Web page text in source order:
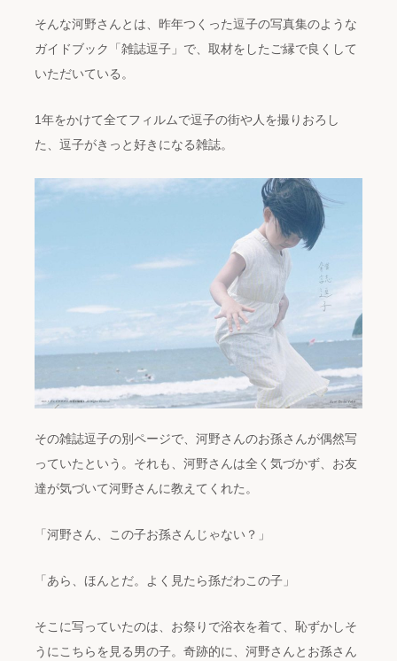
そんな河野さんとは、昨年つくった逗子の写真集のような
ガイドブック「雑誌逗子」で、取材をしたご縁で良くして
いただいている。
1年をかけて全てフィルムで逗子の街や人を撮りおろし
た、逗子がきっと好きになる雑誌。
その雑誌逗子の別ページで、河野さんのお孫さんが偶然写
っていたという。それも、河野さんは全く気づかず、お友
達が気づいて河野さんに教えてくれた。
「河野さん、この子お孫さんじゃない？」
「あら、ほんとだ。よく見たら孫だわこの子」
そこに写っていたのは、お祭りで浴衣を着て、恥ずかしそ
うにこちらを見る男の子。奇跡的に、河野さんとお孫さん